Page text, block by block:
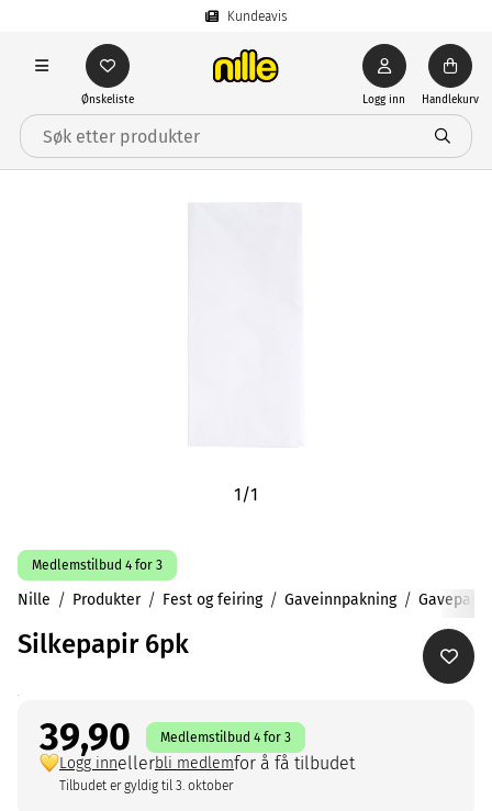
Kundeavis
Ønskeliste Logg inn Handlekurv
1/1
Medlemstilbud 4 for 3
Nille Produkter Fest og feiring Gaveinnpakning Gavepapir
Silkepapir 6pk
39,90 Medlemstilbud 4 for 3
Logg innellerbli medlemfor å få tilbudet
Tilbudet er gyldig til 3. oktober